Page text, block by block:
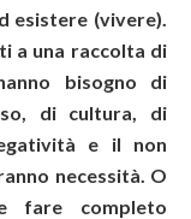
esistere (vivere).
a una raccolta di
bisogno di
di cultura, di
e il non
necessità. O
fare completo